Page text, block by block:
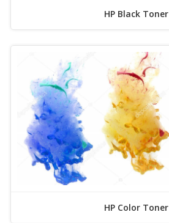
HP Black Toner
HP Color Toner